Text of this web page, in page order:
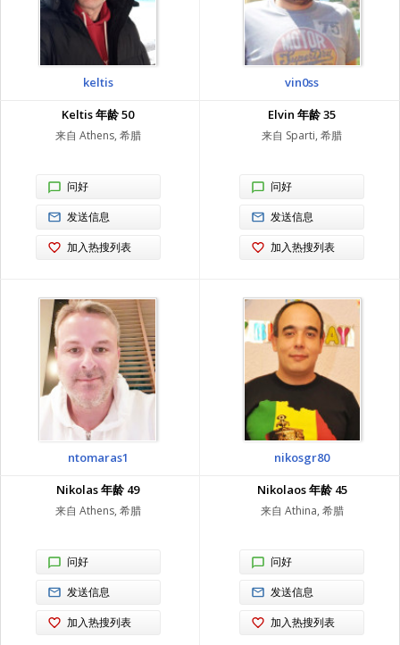
keltis
Keltis 年龄 50
来自 Athens, 希腊
问好
发送信息
加入热搜列表
vin0ss
Elvin 年龄 35
来自 Sparti, 希腊
问好
发送信息
加入热搜列表
ntomaras1
Nikolas 年龄 49
来自 Athens, 希腊
问好
发送信息
加入热搜列表
nikosgr80
Nikolaos 年龄 45
来自 Athina, 希腊
问好
发送信息
加入热搜列表